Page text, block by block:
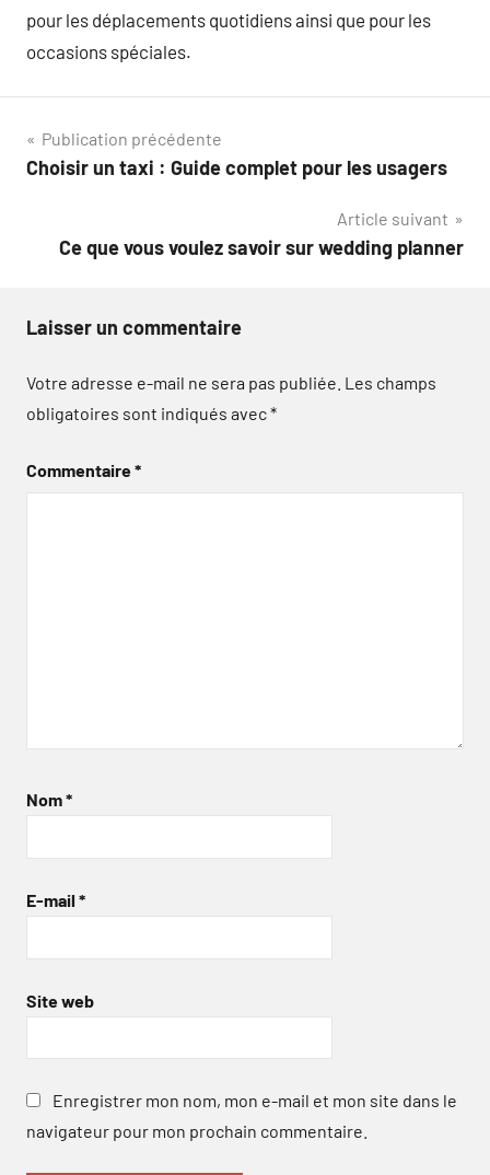
pour les déplacements quotidiens ainsi que pour les
occasions spéciales.
Navigation
de
Publication précédente
Choisir un taxi : Guide complet pour les usagers
Article suivant
Ce que vous voulez savoir sur wedding planner
Laisser un commentaire
Votre adresse e-mail ne sera pas publiée. Les champs
obligatoires sont indiqués avec*
Commentaire*
Nom*
E-mail *
Site web
Enregistrer mon nom, mon e-mail et mon site dans le
navigateur pour mon prochain commentaire.